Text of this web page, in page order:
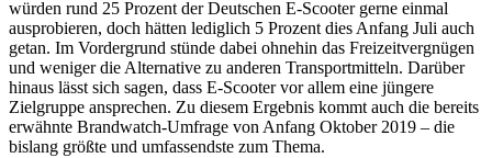
würden rund 25 Prozent der Deutschen E-Scooter gerne einmal
ausprobieren, doch hätten lediglich 5 Prozent dies Anfang Juli auch
getan. Im Vordergrund stünde dabei ohnehin das Freizeitvergnügen
und weniger die Alternative zu anderen Transportmitteln. Darüber
hinaus lässt sich sagen, dass E-Scooter vor allem eine jüngere
Zielgruppe ansprechen. Zu diesem Ergebnis kommt auch die bereits
erwähnte Brandwatch-Umfrage von Anfang Oktober 2019 – die
bislang größte und umfassendste zum Thema.